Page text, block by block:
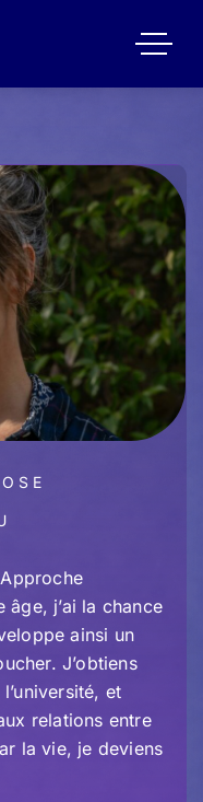
âge, j’ai la chance
ainsi un
J’obtiens
et
relations entre
la vie, je deviens